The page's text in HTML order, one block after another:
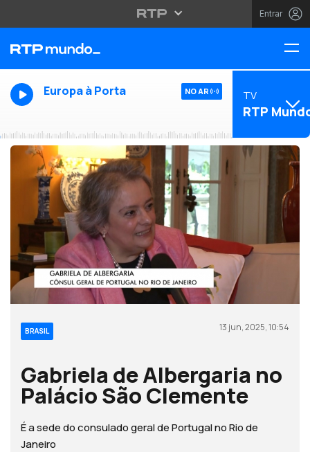
Entrar
Europa à Porta NO AR TV
RTP
BRASIL 13 jun, 2025, 10:54
Gabriela de Albergaria no
Palácio São Clemente
É a sede do consulado geral de Portugal no Rio de
Janeiro